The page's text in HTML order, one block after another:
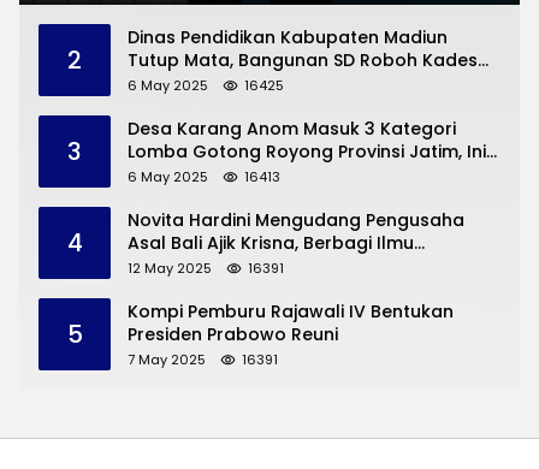
2
Dinas Pendidikan Kabupaten Madiun
Tutup Mata, Bangunan SD Roboh Kades
Dermorejo Bangun Pakai Dana Pribadi
6 May 2025 16425
3
Desa Karang Anom Masuk 3 Kategori
Lomba Gotong Royong Provinsi Jatim, Ini
yang Disampaikan Sekda Trenggalek
6 May 2025 16413
4
Novita Hardini Mengudang Pengusaha
Asal Bali Ajik Krisna, Berbagi Ilmu
Pengembangan Pariwisata dan UMKM
12 May 2025 16391
5
Kompi Pemburu Rajawali IV Bentukan
Presiden Prabowo Reuni
7 May 2025 16391